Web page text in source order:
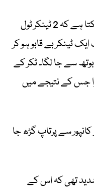
24 سیکنڈ کی ویڈیو میں دیکھا جا سکتا ہے کہ 2 ٹینکر ٹول
ٹینکر بے قابو ہو کر
بوتھ سے جا لگا۔ ٹکر کے
جس کے نتیجے میں
سے پرتاپ گڑھ جا
تھی کہ اس کے